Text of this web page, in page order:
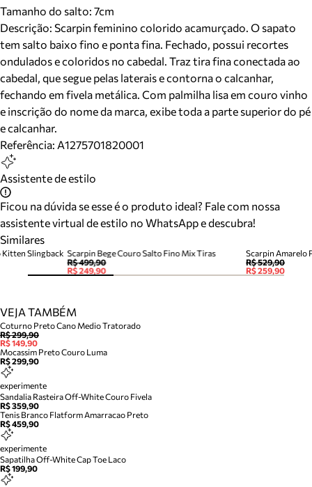
Tamanho do salto: 7cm
Descrição: Scarpin feminino colorido acamurçado. O sapato
tem salto baixo fino e ponta fina. Fechado, possui recortes
ondulados e coloridos no cabedal. Traz tira fina conectada ao
cabedal, que segue pelas laterais e contorna o calcanhar,
fechando em fivela metálica. Com palmilha lisa em couro vinho
e inscrição do nome da marca, exibe toda a parte superior do pé
e calcanhar.
Referência: A1275701820001
Assistente de estilo
Ficou na dúvida se esse é o produto ideal? Fale com nossa
assistente virtual de estilo no WhatsApp e descubra!
Similares
Scarpin Bege Couro Salto Fino Mix Tiras
R$ 499,90
R$ 249,90
R$ 529,90
R$ 259,90
Kitten Slingback
VEJA TAMBÉM
Coturno Preto Cano Medio Tratorado
R$ 299,90
R$ 149,90
Mocassim Preto Couro Luma
R$ 299,90
experimente
Sandalia Rasteira Off-White Couro Fivela
R$ 359,90
Tenis Branco Flatform Amarracao Preto
R$ 459,90
experimente
Sapatilha Off-White Cap Toe Laco
R$ 199,90